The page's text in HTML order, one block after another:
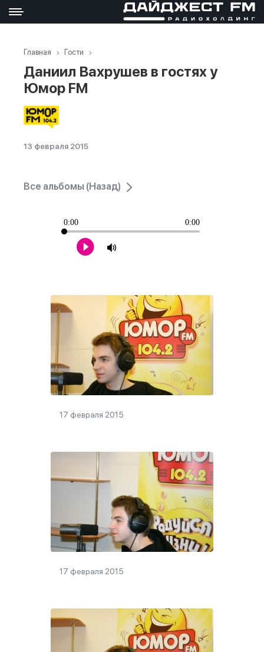
Главная Гости
Даниил Вахрушев в гостях у
Юмор FM
13 февраля 2015
Все альбомы (Назад)
0:00 0:00
17 февраля 2015
17 февраля 2015